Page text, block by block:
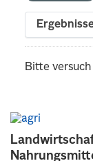
Bitte